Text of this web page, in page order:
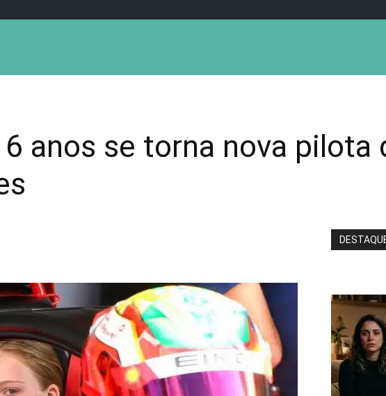
anos se torna nova pilota